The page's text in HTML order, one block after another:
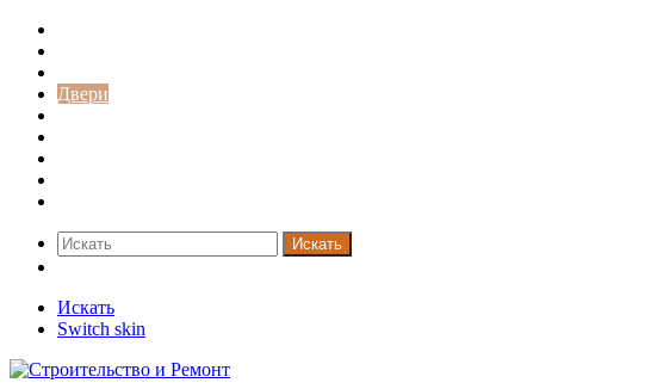
Двери
Искать
Искать
Switch skin